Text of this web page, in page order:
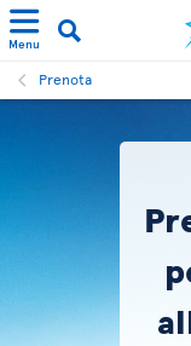
Menu
Prenota